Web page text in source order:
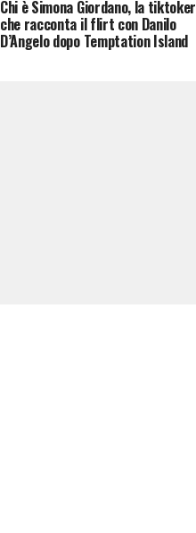
Chi è Simona Giordano, la tiktoker
che racconta il flirt con Danilo
D’Angelo dopo Temptation Island